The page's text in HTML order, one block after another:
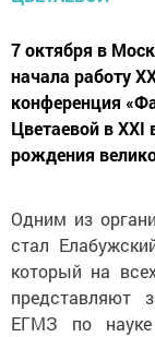
7 октября в
начала работу
конференция
Цветаевой в ХХI
рождения
Одним из
стал
который на
представляют
ЕГМЗ по науке